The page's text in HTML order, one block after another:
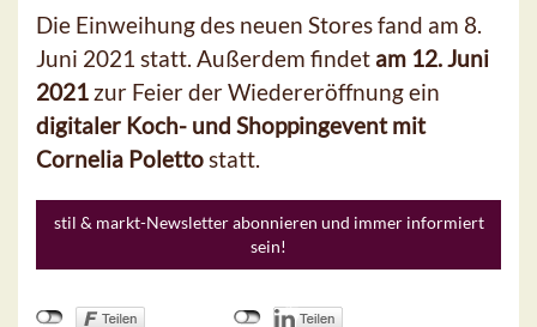
Die Einweihung des neuen Stores fand am 8.
Juni 2021 statt. Außerdem findet am 12. Juni
2021 zur Feier der Wiedereröffnung ein
digitaler Koch- und Shoppingevent mit
Cornelia Polettostatt.
stil & markt-Newsletter abonnieren und immer informiert
sein!